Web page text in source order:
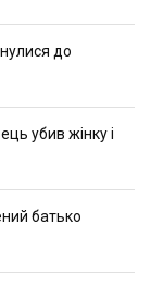
до
убив жінку і
батько